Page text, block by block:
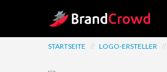
Site Logo
STARTSEITE // LOGO-ERSTELLER //